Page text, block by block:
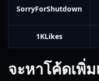
SorryForShutdown
1KLikes
จะหาโค้ดเพิ่